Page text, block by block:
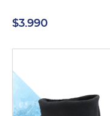
$3.990